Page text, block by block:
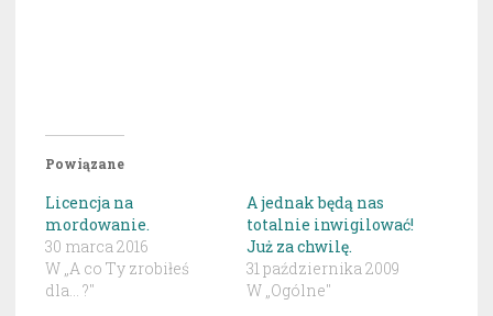
Powiązane
Licencja na
mordowanie.
30 marca 2016
W „A co Ty zrobiłeś
dla... ?"
A jednak będą nas
totalnie inwigilować!
Już za chwilę.
31 października 2009
W „Ogólne"